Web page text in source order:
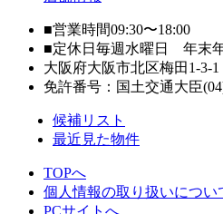
■営業時間09:30〜18:00
■定休日毎週水曜日 年末
大阪府大阪市北区梅田1-3-1
免許番号：国土交通大臣
候補リスト
最近見た物件
TOPへ
個人情報の取り扱いについ